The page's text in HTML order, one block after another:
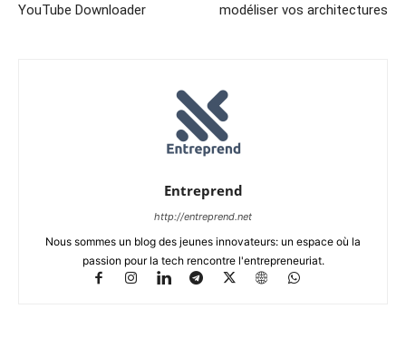
YouTube Downloader
modéliser vos architectures
Entreprend
http://entreprend.net
Nous sommes un blog des jeunes innovateurs: un espace où la
passion pour la tech rencontre l'entrepreneuriat.